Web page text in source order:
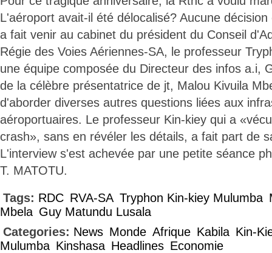
L'aéroport avait-il été délocalisé? Aucune
a fait venir au cabinet du président du Conseil
Régie des Voies Aériennes-SA, le professeur
une équipe composée du Directeur des infos a.i,
de la célèbre présentatrice de jt, Malou Kivuila
d'aborder diverses autres questions liées aux
aéroportuaires. Le professeur Kin-kiey qui a
crash», sans en révéler les détails, a fait part de
L'interview s'est achevée par une petite séance
T. MATOTU.
Tags: RDC RVA-SA Tryphon Kin-kiey Mulumba
Mbela Guy Matundu Lusala
Categories: News Monde Afrique Kabila Kin-
Mulumba Kinshasa Headlines Economie